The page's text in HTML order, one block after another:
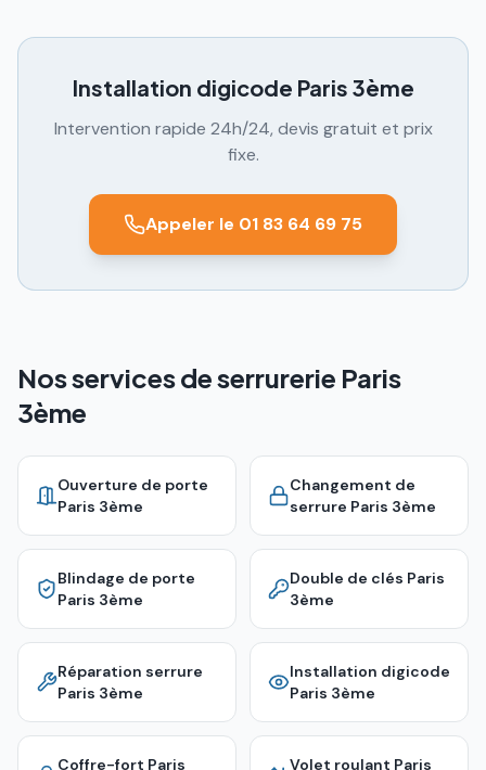
Installation digicode Paris 3ème
Intervention rapide 24h/24, devis gratuit et prix
fixe.
Appeler le 01 83 64 69 75
Nos services de serrurerie Paris
3ème
Ouverture de porte
Paris 3ème
Changement de
serrure Paris 3ème
Blindage de porte
Paris 3ème
Double de clés Paris
3ème
Réparation serrure
Paris 3ème
Installation digicode
Paris 3ème
Coffre-fort Paris
Volet roulant Paris